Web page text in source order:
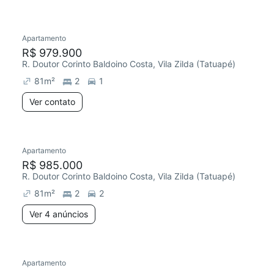
Redecorar
Apartamento
R$ 979.900
R. Doutor Corinto Baldoino Costa, Vila Zilda (Tatuapé)
81m² 2
1
Ver contato
Redecorar
Apartamento
R$ 985.000
R. Doutor Corinto Baldoino Costa, Vila Zilda (Tatuapé)
81m² 2
2
Ver 4 anúncios
Apartamento